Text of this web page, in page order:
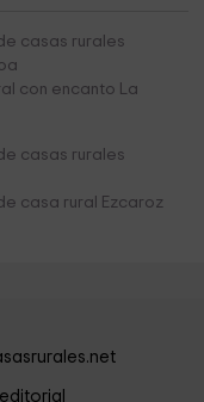
casas rurales
con encanto La
casas rurales
casa rural Ezcaroz